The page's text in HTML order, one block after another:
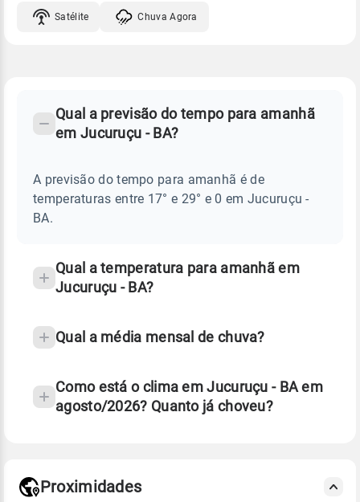
Satélite Chuva Agora
JUCURUÇU
Perguntas
sobre
chuva
Qual a previsão do tempo para amanhã
em Jucuruçu - BA?
A previsão do tempo para amanhã é de
temperaturas entre 17° e 29° e 0 em Jucuruçu -
BA.
Qual a temperatura para amanhã em
Jucuruçu - BA?
Qual a média mensal de chuva?
Como está o clima em Jucuruçu - BA em
agosto/2026? Quanto já choveu?
Proximidades